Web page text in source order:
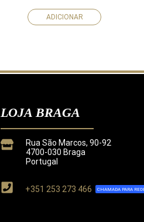
ADICIONAR
LOJA BRAGA
Rua São Marcos, 90-92
4700-030 Braga
Portugal
+351 253 273 466 CHAMADA PARA